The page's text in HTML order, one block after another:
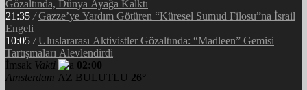
Gözaltında, Dünya Ayağa Kalktı
21:35 / Gazze’ye Yardım Götüren “Küresel Sumud Filosu”na İsrail
Engeli
10:05 / Uluslararası Aktivistler Gözaltında: “Madleen” Gemisi
Tartışmaları Alevlendirdi
İmsak Vakti
02:00
Amsterdam AZ BULUTLU 26°